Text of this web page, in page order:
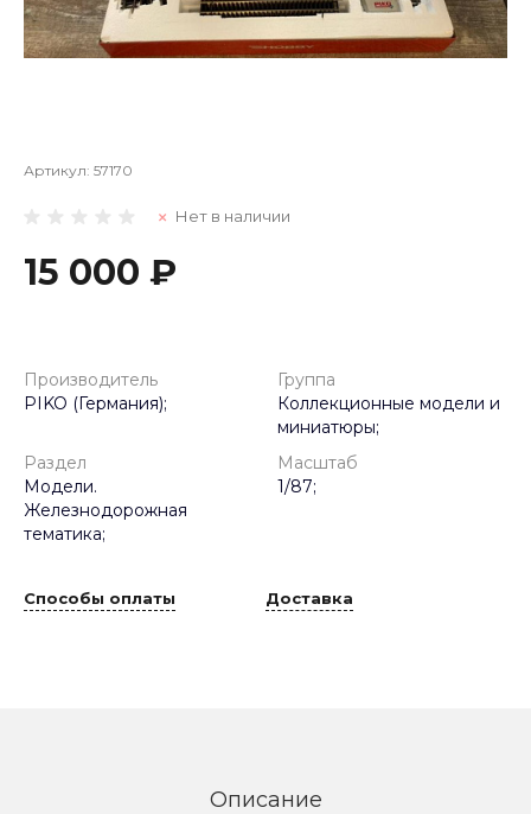
Артикул: 57170
Нет в наличии
15 000 ₽
Производитель
PIKO (Германия);
Группа
Коллекционные модели и
миниатюры;
Раздел
Модели.
Железнодорожная
тематика;
Масштаб
1/87;
Способы оплаты Доставка
Описание